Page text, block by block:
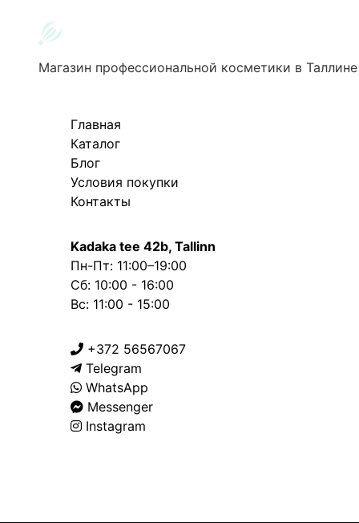
Магазин профессиональной косметики в Таллине
Главная
Каталог
Блог
Условия покупки
Контакты
Kadaka tee 42b, Tallinn
Пн-Пт: 11:00–19:00
Сб: 10:00 - 16:00
Вс: 11:00 - 15:00
+372 56567067
Telegram
WhatsApp
Messenger
Instagram